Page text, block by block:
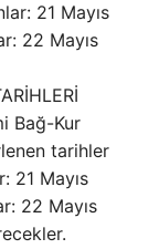
21 Mayıs
22 Mayıs
Bağ-Kur
tarihler
21 Mayıs
22 Mayıs